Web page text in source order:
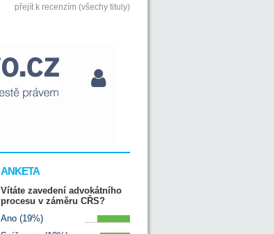
přejít k recenzím (všechy tituly)
ANKETA
Vítáte zavedení advokátního
procesu v záměru CŘS?
Ano (19%)